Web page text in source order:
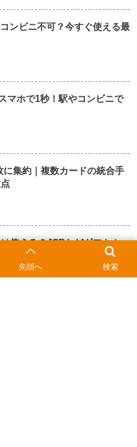
ンビニ不可？今すぐ使える最
マホで1秒！駅やコンビニで
に集約｜複数カードの統合手
使える？JCBなどギフトカー
元
検索
先頭へ